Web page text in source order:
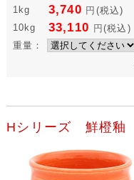
1kg 3,740 円 (税込)
10kg
33,110 円 (税込)
重量：
Hシリーズ 鮮橙釉